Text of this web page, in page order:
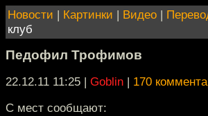
Новости | Картинки | Видео |
клуб
Педофил Трофимов
22.12.11 11:25 | Goblin | 170
С мест сообщают: